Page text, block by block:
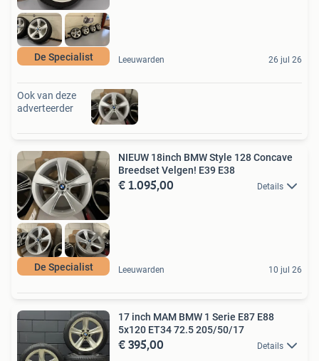
De Specialist Leeuwarden 26 jul 26
Ook van deze
adverteerder
De Specialist
NIEUW 18inch BMW Style 128 Concave
Breedset Velgen! E39 E38
€ 1.095,00 Details
Leeuwarden 10 jul 26
17 inch MAM BMW 1 Serie E87 E88
5x120 ET34 72.5 205/50/17
€ 395,00 Details